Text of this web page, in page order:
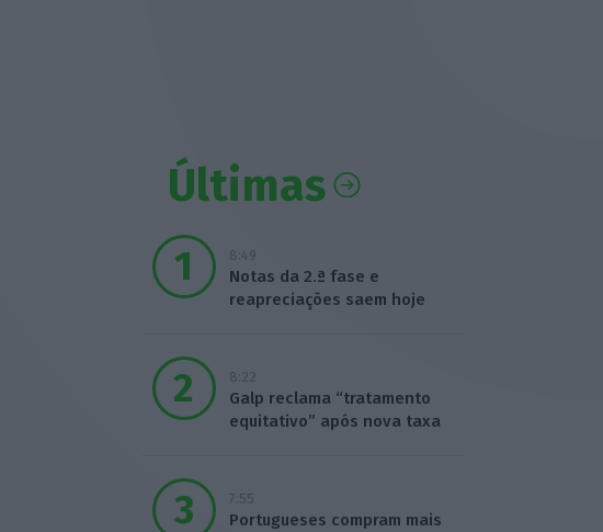
Últimas
8:49
Notas da 2.ª fase e
reapreciações saem hoje
8:22
Galp reclama “tratamento
equitativo” após nova taxa
7:55
Portugueses compram mais